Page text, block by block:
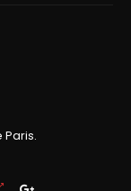
Paris.